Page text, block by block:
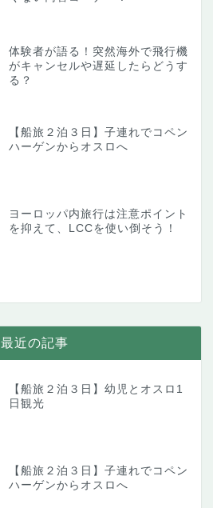
体験者が語る！突然海外で飛行機
がキャンセルや遅延したらどうす
る？
【船旅２泊３日】子連れでコペン
ハーゲンからオスロへ
ヨーロッパ内旅行は注意ポイント
を抑えて、LCCを使い倒そう！
最近の記事
【船旅２泊３日】幼児とオスロ1
日観光
【船旅２泊３日】子連れでコペン
ハーゲンからオスロへ